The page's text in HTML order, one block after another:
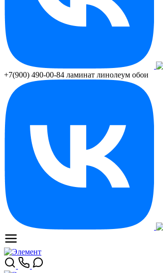
+7(900) 490-00-84 ламинат линолеум обои